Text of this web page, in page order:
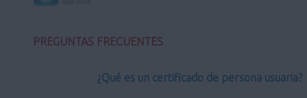
PREGUNTAS FRECUENTES
¿Qué es un certificado de persona usuaria?